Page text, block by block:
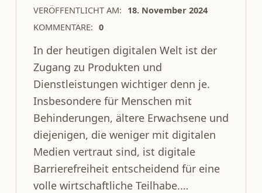
VERÖFFENTLICHT AM: 18. November 2024
KOMMENTARE: 0
In der heutigen digitalen Welt ist der
Zugang zu Produkten und
Dienstleistungen wichtiger denn je.
Insbesondere für Menschen mit
Behinderungen, ältere Erwachsene und
diejenigen, die weniger mit digitalen
Medien vertraut sind, ist digitale
Barrierefreiheit entscheidend für eine
volle wirtschaftliche Teilhabe.…